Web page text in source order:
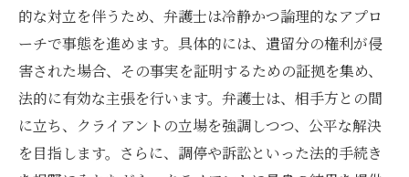
的な対立を伴うため、弁護士は冷静かつ論理的なアプロ
ーチで事態を進めます。具体的には、遺留分の権利が侵
害された場合、その事実を証明するための証拠を集め、
法的に有効な主張を行います。弁護士は、相手方との間
に立ち、クライアントの立場を強調しつつ、公平な解決
を目指します。さらに、調停や訴訟といった法的手続き